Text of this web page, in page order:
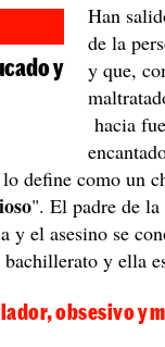
y
Han
de la
y que,
hacia
define como un
". El padre de la
y el asesino se
y ella